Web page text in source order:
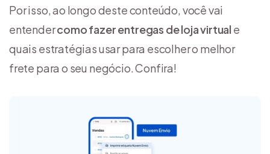
Por isso, ao longo deste conteúdo, você vai
entendercomo fazer entregas de loja virtual e
quais estratégias usar para escolher o melhor
frete para o seu negócio. Confira!